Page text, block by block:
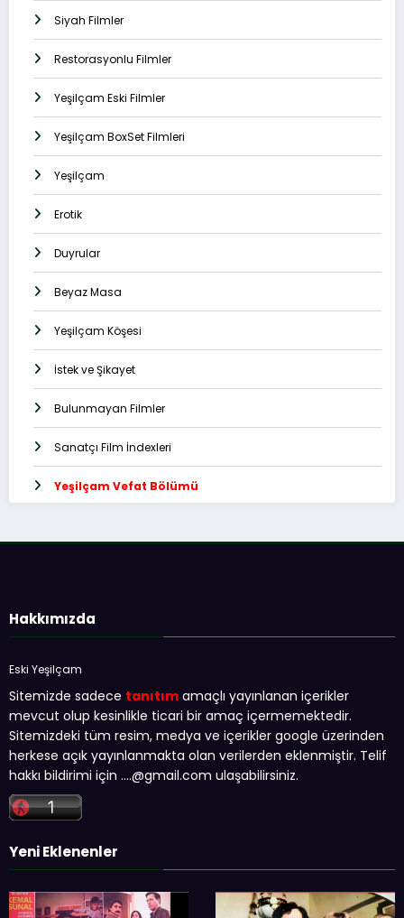
Siyah Filmler
Restorasyonlu Filmler
Yeşilçam Eski Filmler
Yeşilçam BoxSet Filmleri
Yeşilçam
Erotik
Duyrular
Beyaz Masa
Yeşilçam Köşesi
İstek ve Şikayet
Bulunmayan Filmler
Sanatçı Film İndexleri
Yeşilçam Vefat Bölümü
Hakkımızda
Eski Yeşilçam
Sitemizde sadece tanıtım amaçlı yayınlanan içerikler
mevcut olup kesinlikle ticari bir amaç içermemektedir.
Sitemizdeki tüm resim, medya ve içerikler google üzerinden
herkese açık yayınlanmakta olan verilerden eklenmiştir. Telif
hakkı bildirimi için ….@gmail.com ulaşabilirsiniz.
Yeni Eklenenler